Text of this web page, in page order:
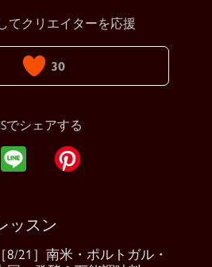
30
てクリエイターを応援
でシェアする
ッスン
［8/21］南米・ポルトガル・